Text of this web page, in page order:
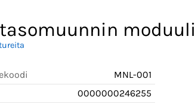
moduuli
MNL-001
0000000246255